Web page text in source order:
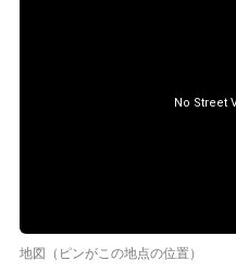
地図（ピンがこの地点の位置）